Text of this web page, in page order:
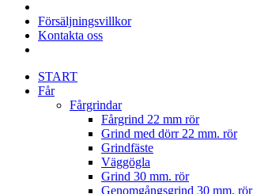
Försäljningsvillkor
Kontakta oss
START
Får
Fårgrindar
Fårgrind 22 mm rör
Grind med dörr 22 mm. rör
Grindfäste
Väggögla
Grind 30 mm. rör
Genomgångsgrind 30 mm. rör